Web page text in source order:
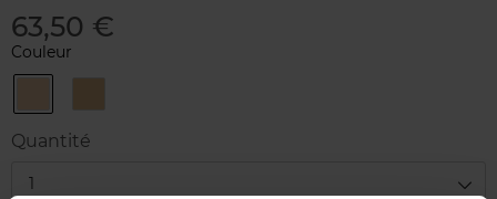
63,50 €
Couleur
-
Light
-
Quantité
1